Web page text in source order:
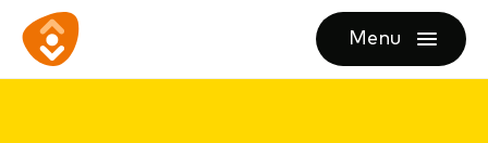
direct
direct
Ga
naar
Menu
openen